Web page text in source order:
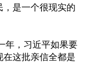
，是一个很现实的
年，习近平如果要
这批亲信全都是